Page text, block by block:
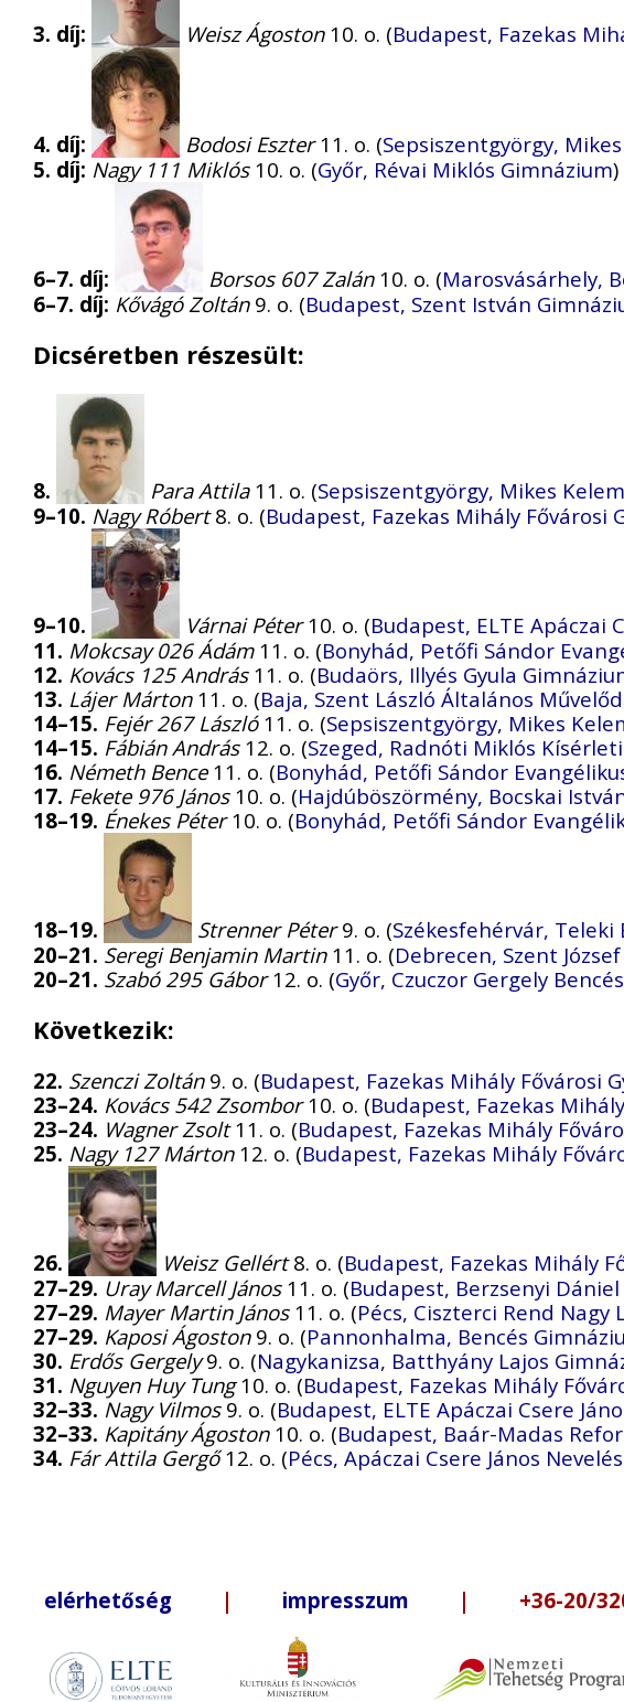
3. díj: Weisz Ágoston10. o. (Budapest, Fazekas
4. díj: Bodosi Eszter11. o. (Sepsiszentgyörgy,
5. díj: Nagy 111 Miklós10. o. (Győr, Révai Miklós Gimnázium)
6–7. díj: Borsos 607 Zalán10. o. (Marosvásárhely,
6–7. díj: Kővágó Zoltán9. o. (Budapest, Szent István
Dicséretben részesült:
8. Para Attila11. o. (Sepsiszentgyörgy, Mikes
9–10. Nagy Róbert8. o. (Budapest, Fazekas Mihály Fővárosi
9–10. Várnai Péter10. o. (Budapest, ELTE Apáczai
11. Mokcsay 026 Ádám11. o. (Bonyhád, Petőfi Sándor
12. Kovács 125 András11. o. (Budaörs, Illyés Gyula
13. Lájer Márton11. o. (Baja, Szent László Általános
14–15. Fejér 267 László11. o. (Sepsiszentgyörgy, Mikes
14–15. Fábián András12. o. (Szeged, Radnóti Miklós
16. Németh Bence11. o. (Bonyhád, Petőfi Sándor
17. Fekete 976 János10. o. (Hajdúböszörmény, Bocskai
18–19. Énekes Péter10. o. (Bonyhád, Petőfi Sándor
18–19. Strenner Péter9. o. (Székesfehérvár,
20–21. Seregi Benjamin Martin11. o. (Debrecen, Szent
20–21. Szabó 295 Gábor12. o. (Győr, Czuczor Gergely
Következik:
22. Szenczi Zoltán9. o. (Budapest, Fazekas Mihály Fővárosi
23–24. Kovács 542 Zsombor10. o. (Budapest, Fazekas
23–24. Wagner Zsolt11. o. (Budapest, Fazekas Mihály
25. Nagy 127 Márton12. o. (Budapest, Fazekas Mihály
26. Weisz Gellért8. o. (Budapest, Fazekas Mihály
27–29. Uray Marcell János11. o. (Budapest, Berzsenyi
27–29. Mayer Martin János11. o. (Pécs, Ciszterci Rend Nagy
27–29. Kaposi Ágoston9. o. (Pannonhalma, Bencés
30. Erdős Gergely9. o. (Nagykanizsa, Batthyány Lajos
31. Nguyen Huy Tung10. o. (Budapest, Fazekas Mihály
32–33. Nagy Vilmos9. o. (Budapest, ELTE Apáczai Csere
32–33. Kapitány Ágoston10. o. (Budapest, Baár-Madas
34. Fár Attila Gergő12. o. (Pécs, Apáczai Csere János
elérhetőség | impresszum | +36-20/